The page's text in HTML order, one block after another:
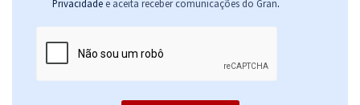
Privacidade e aceita receber comunicações do Gran